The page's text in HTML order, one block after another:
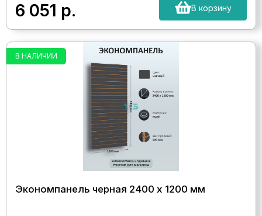
6 051 р. В корзину
В НАЛИЧИИ
Экономпанель черная 2400 х 1200 мм